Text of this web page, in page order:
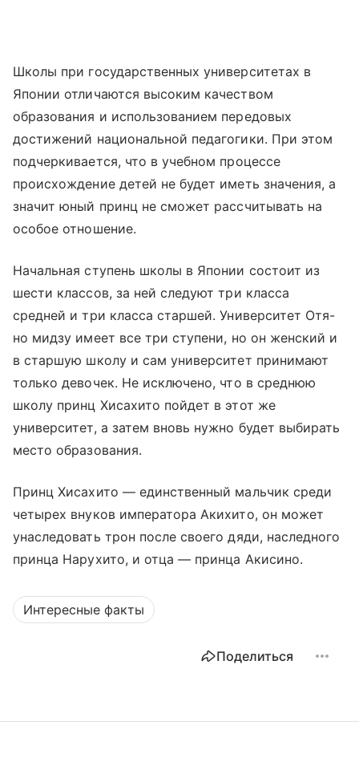
Школы при государственных университетах в
Японии отличаются высоким качеством
образования и использованием передовых
достижений национальной педагогики. При этом
подчеркивается, что в учебном процессе
происхождение детей не будет иметь значения, а
значит юный принц не сможет рассчитывать на
особое отношение.
Начальная ступень школы в Японии состоит из
шести классов, за ней следуют три класса
средней и три класса старшей. Университет Отя-
но мидзу имеет все три ступени, но он женский и
в старшую школу и сам университет принимают
только девочек. Не исключено, что в среднюю
школу принц Хисахито пойдет в этот же
университет, а затем вновь нужно будет выбирать
место образования.
Принц Хисахито — единственный мальчик среди
четырех внуков императора Акихито, он может
унаследовать трон после своего дяди, наследного
принца Нарухито, и отца — принца Акисино.
Интересные факты
Поделиться